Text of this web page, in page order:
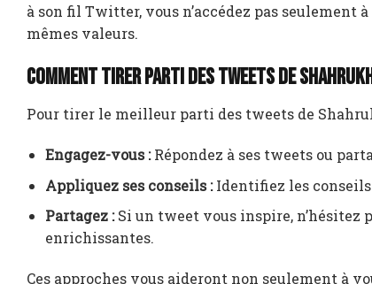
à son fil Twitter, vous n’accédez pas
mêmes valeurs.
Comment tirer parti des tweets de
Pour tirer le meilleur parti des tweets de
Engagez-vous :Répondez à ses tweets ou
Appliquez ses conseils :Identifiez les
Partagez :Si un tweet vous inspire, n’hésitez
enrichissantes.
Ces approches vous aideront non seulement à